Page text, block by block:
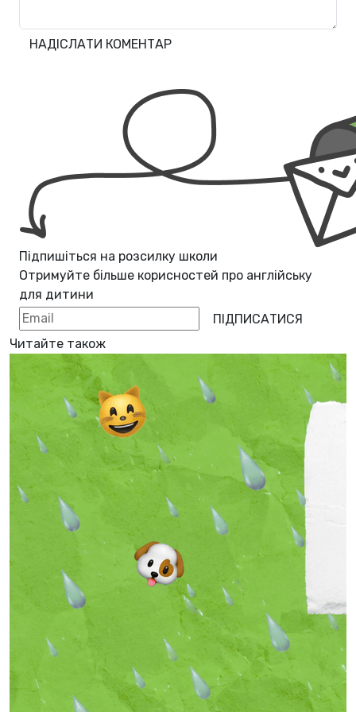
НАДІСЛАТИ КОМЕНТАР
Підпишіться на розсилку школи
Отримуйте більше корисностей про англійську
для дитини
ПІДПИСАТИСЯ
Читайте також